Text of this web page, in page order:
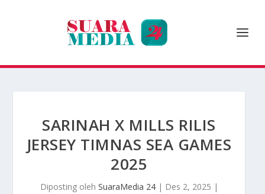
SARINAH X MILLS RILIS
JERSEY TIMNAS SEA GAMES
2025
Diposting oleh SuaraMedia 24| Des 2, 2025 |